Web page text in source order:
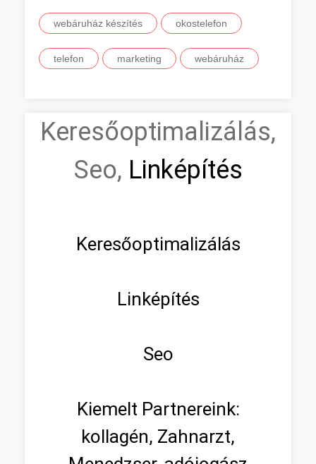
webáruház készítés okostelefon
telefon marketing webáruház
Keresőoptimalizálás,
Seo, Linképítés
Keresőoptimalizálás
Linképítés
Seo
Kiemelt Partnereink:
kollagén, Zahnarzt,